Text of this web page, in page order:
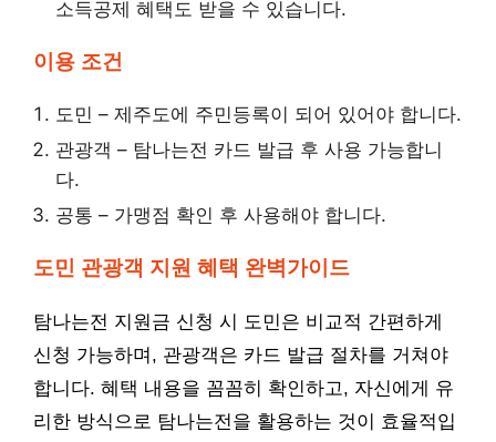
소득공제 혜택도 받을 수 있습니다.
이용 조건
도민 – 제주도에 주민등록이 되어 있어야 합니다.
관광객 – 탐나는전 카드 발급 후 사용 가능합니
다.
공통 – 가맹점 확인 후 사용해야 합니다.
도민 관광객 지원 혜택 완벽가이드
탐나는전 지원금 신청 시 도민은 비교적 간편하게
신청 가능하며, 관광객은 카드 발급 절차를 거쳐야
합니다. 혜택 내용을 꼼꼼히 확인하고, 자신에게 유
리한 방식으로 탐나는전을 활용하는 것이 효율적입